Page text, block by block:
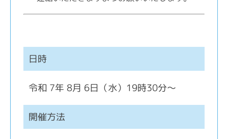
日時
令和 7年 8月 6日（水）19時30分～
開催方法